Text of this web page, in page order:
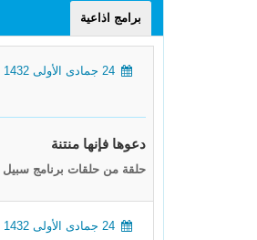
برامج اذاعية
دعوها فإنها منتنة
حلقة من حلقات برنامج سبيل